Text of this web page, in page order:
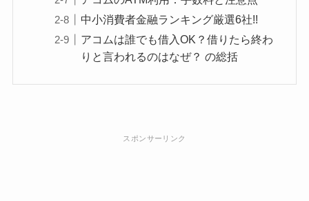
中小消費者金融ランキング厳選6社!!
アコムは誰でも借入OK？借りたら終わ
りと言われるのはなぜ？ の総括
スポンサーリンク